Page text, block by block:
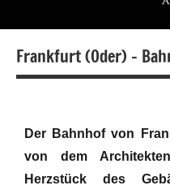
Frankfurt (Oder) –
Der Bahnhof von
von dem
Herzstück des